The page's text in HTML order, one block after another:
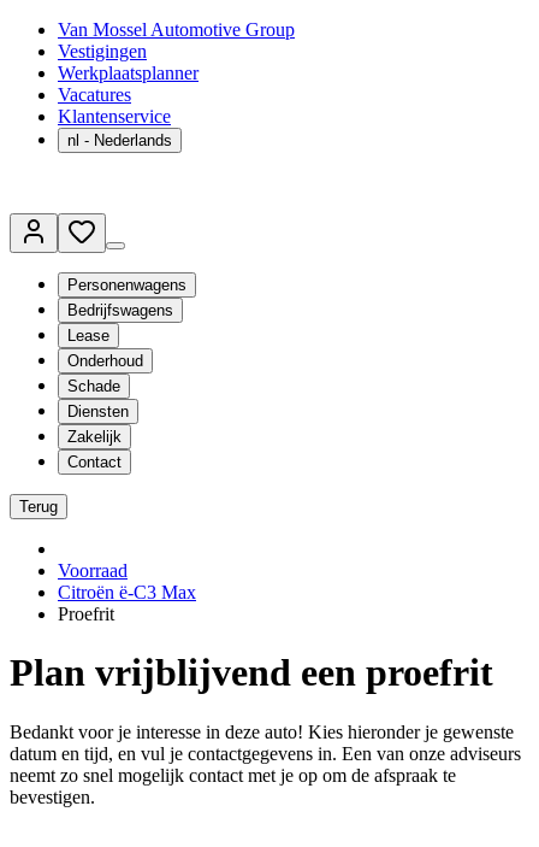
Van Mossel Automotive Group
Vestigingen
Werkplaatsplanner
Vacatures
Klantenservice
nl - Nederlands
Personenwagens
Bedrijfswagens
Lease
Onderhoud
Schade
Diensten
Zakelijk
Contact
Terug
Voorraad
Citroën ë-C3 Max
Proefrit
Plan vrijblijvend een proefrit
Bedankt voor je interesse in deze auto! Kies hieronder je gewenste
datum en tijd, en vul je contactgegevens in. Een van onze adviseurs
neemt zo snel mogelijk contact met je op om de afspraak te
bevestigen.